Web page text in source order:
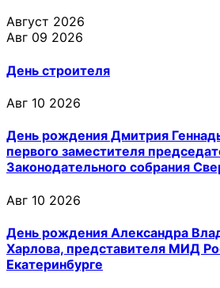
Август 2026
Авг 09 2026
День строителя
Авг 10 2026
День рождения Дмитрия
первого заместителя
Законодательного собрания
Авг 10 2026
День рождения Александра
Харлова, представителя МИД
Екатеринбурге